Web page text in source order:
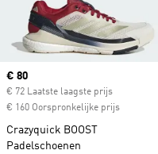
Current price
€ 80
€ 72 Laatste laagste prijs
€ 160 Oorspronkelijke prijs
Crazyquick BOOST
Padelschoenen